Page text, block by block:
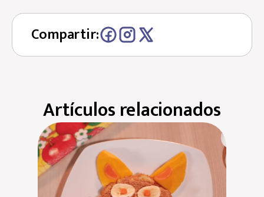
Compartir:
Artículos relacionados